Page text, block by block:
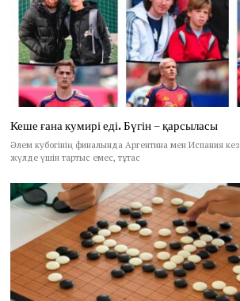
Кеше ғана кумирі еді. Бүгін – қарсыласы
Әлем кубогінің финалында Аргентина мен Испания
жүлде үшін тартыс емес, тұтас